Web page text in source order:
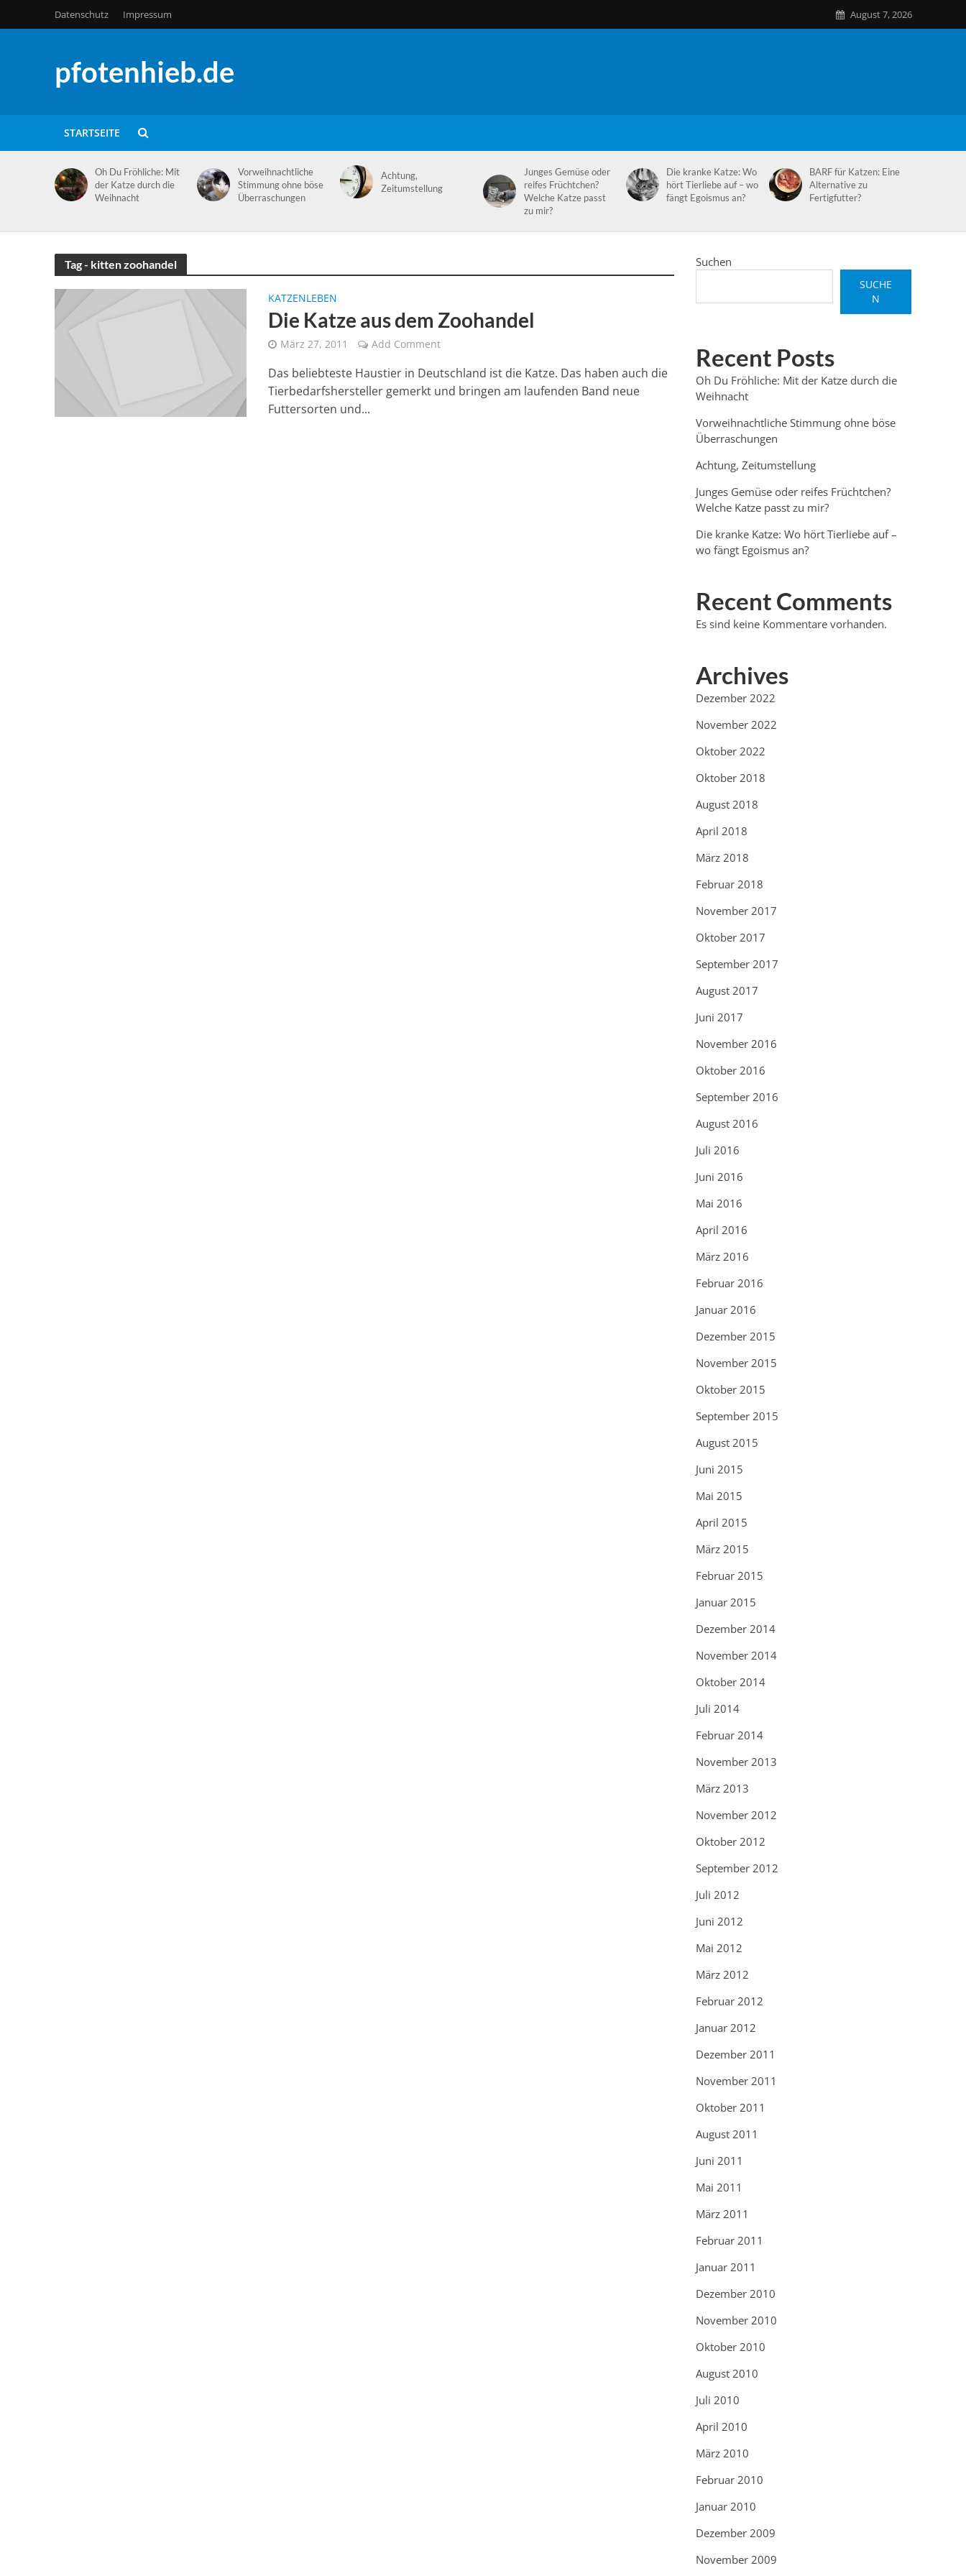
Datenschutz Impressum August 7, 2026
pfotenhieb.de
STARTSEITE
Oh Du Fröhliche: Mit
der Katze durch die
Weihnacht
Vorweihnachtliche
Stimmung ohne böse
Überraschungen
Achtung,
Zeitumstellung
Junges Gemüse oder
reifes Früchtchen?
Welche Katze passt
zu mir?
Die kranke Katze: Wo
hört Tierliebe auf – wo
fängt Egoismus an?
BARF für Katzen: Eine
Alternative zu
Fertigfutter?
Tag - kitten zoohandel
KATZENLEBEN
Die Katze aus dem Zoohandel
März 27, 2011 Add Comment
Das beliebteste Haustier in Deutschland ist die Katze. Das haben auch die
Tierbedarfshersteller gemerkt und bringen am laufenden Band neue
Futtersorten und...
Suchen
SUCHE
N
Recent Posts
Oh Du Fröhliche: Mit der Katze durch die
Weihnacht
Vorweihnachtliche Stimmung ohne böse
Überraschungen
Achtung, Zeitumstellung
Junges Gemüse oder reifes Früchtchen?
Welche Katze passt zu mir?
Die kranke Katze: Wo hört Tierliebe auf –
wo fängt Egoismus an?
Recent Comments
Es sind keine Kommentare vorhanden.
Archives
Dezember 2022
November 2022
Oktober 2022
Oktober 2018
August 2018
April 2018
März 2018
Februar 2018
November 2017
Oktober 2017
September 2017
August 2017
Juni 2017
November 2016
Oktober 2016
September 2016
August 2016
Juli 2016
Juni 2016
Mai 2016
April 2016
März 2016
Februar 2016
Januar 2016
Dezember 2015
November 2015
Oktober 2015
September 2015
August 2015
Juni 2015
Mai 2015
April 2015
März 2015
Februar 2015
Januar 2015
Dezember 2014
November 2014
Oktober 2014
Juli 2014
Februar 2014
November 2013
März 2013
November 2012
Oktober 2012
September 2012
Juli 2012
Juni 2012
Mai 2012
März 2012
Februar 2012
Januar 2012
Dezember 2011
November 2011
Oktober 2011
August 2011
Juni 2011
Mai 2011
März 2011
Februar 2011
Januar 2011
Dezember 2010
November 2010
Oktober 2010
August 2010
Juli 2010
April 2010
März 2010
Februar 2010
Januar 2010
Dezember 2009
November 2009